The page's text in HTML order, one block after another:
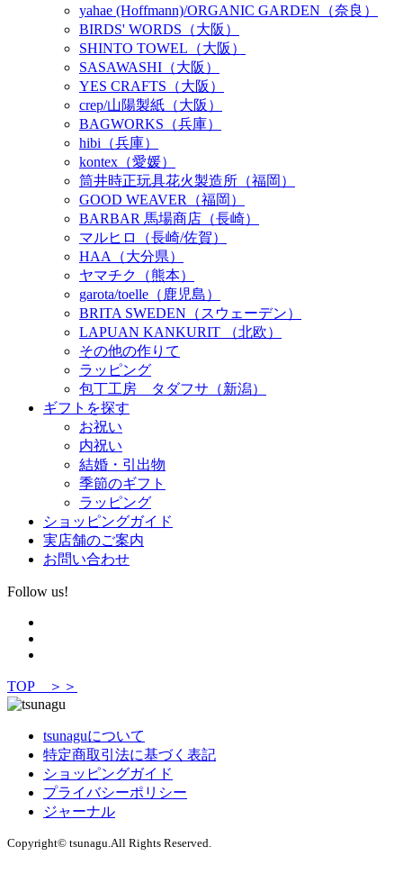
yahae (Hoffmann)/ORGANIC GARDEN（奈良）
BIRDS' WORDS（大阪）
SHINTO TOWEL（大阪）
SASAWASHI（大阪）
YES CRAFTS（大阪）
crep/山陽製紙（大阪）
BAGWORKS（兵庫）
hibi（兵庫）
kontex（愛媛）
筒井時正玩具花火製造所（福岡）
GOOD WEAVER（福岡）
BARBAR 馬場商店（長崎）
マルヒロ（長崎/佐賀）
HAA（大分県）
ヤマチク（熊本）
garota/toelle（鹿児島）
BRITA SWEDEN（スウェーデン）
LAPUAN KANKURIT （北欧）
その他の作りて
ラッピング
包丁工房 タダフサ（新潟）
ギフトを探す
お祝い
内祝い
結婚・引出物
季節のギフト
ラッピング
ショッピングガイド
実店舗のご案内
お問い合わせ
Follow us!
TOP ＞＞
tsunaguについて
特定商取引法に基づく表記
ショッピングガイド
プライバシーポリシー
ジャーナル
Copyright© tsunagu.All Rights Reserved.